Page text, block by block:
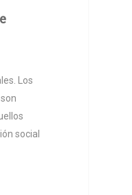
Los
social
DIDD
Orientaciones
Proceso de